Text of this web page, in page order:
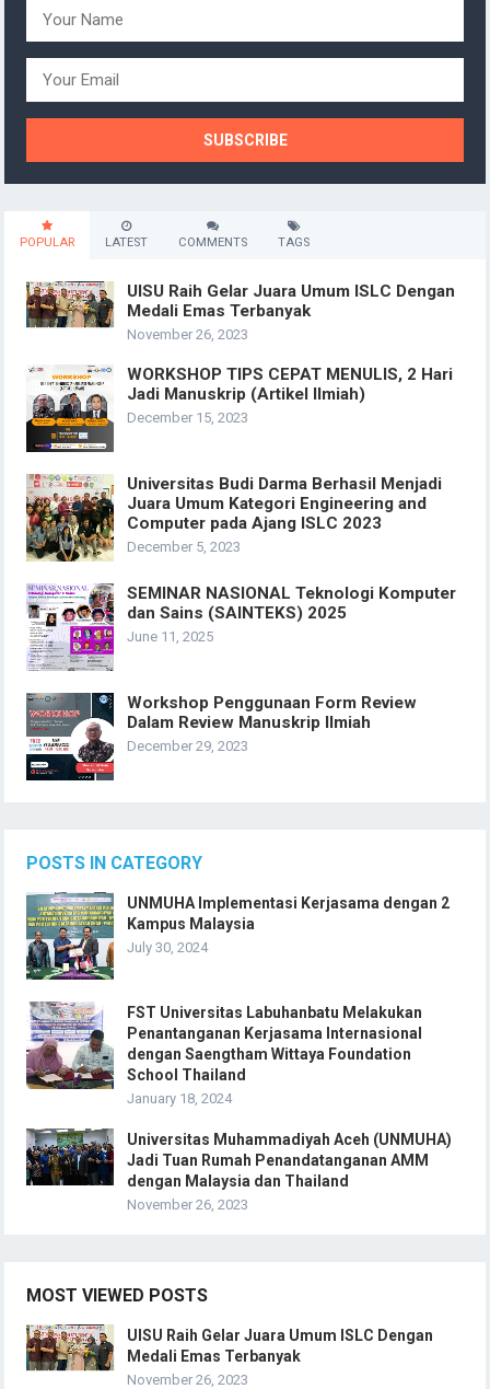
POPULAR LATEST COMMENTS TAGS
UISU Raih Gelar Juara Umum ISLC Dengan
Medali Emas Terbanyak
November 26, 2023
WORKSHOP TIPS CEPAT MENULIS, 2 Hari
Jadi Manuskrip (Artikel Ilmiah)
December 15, 2023
Universitas Budi Darma Berhasil Menjadi
Juara Umum Kategori Engineering and
Computer pada Ajang ISLC 2023
December 5, 2023
SEMINAR NASIONAL Teknologi Komputer
dan Sains (SAINTEKS) 2025
June 11, 2025
Workshop Penggunaan Form Review
Dalam Review Manuskrip Ilmiah
December 29, 2023
POSTS IN CATEGORY
UNMUHA Implementasi Kerjasama dengan 2
Kampus Malaysia
July 30, 2024
FST Universitas Labuhanbatu Melakukan
Penantanganan Kerjasama Internasional
dengan Saengtham Wittaya Foundation
School Thailand
January 18, 2024
Universitas Muhammadiyah Aceh (UNMUHA)
Jadi Tuan Rumah Penandatanganan AMM
dengan Malaysia dan Thailand
November 26, 2023
MOST VIEWED POSTS
UISU Raih Gelar Juara Umum ISLC Dengan
Medali Emas Terbanyak
November 26, 2023